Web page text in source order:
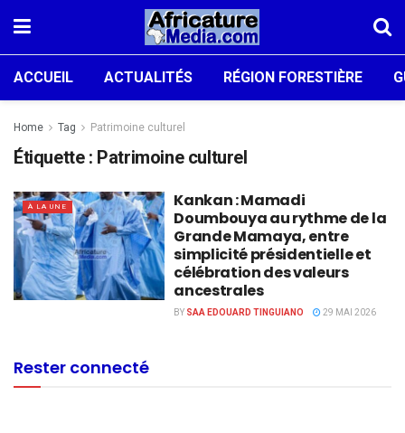
ACCUEIL ACTUALITÉS RÉGION FORESTIÈRE
Home Tag Patrimoine culturel
Étiquette : Patrimoine culturel
À LA UNE
Kankan : Mamadi
Doumbouya au rythme de la
Grande Mamaya, entre
simplicité présidentielle et
célébration des valeurs
ancestrales
BY SAA EDOUARD TINGUIANO 29 MAI 2026
Rester connecté